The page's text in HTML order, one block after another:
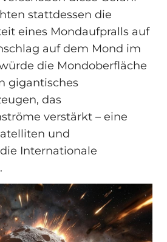
stattdessen die
eines Mondaufpralls auf
auf dem Mond im
die Mondoberfläche
gigantisches
das
verstärkt – eine
und
Internationale